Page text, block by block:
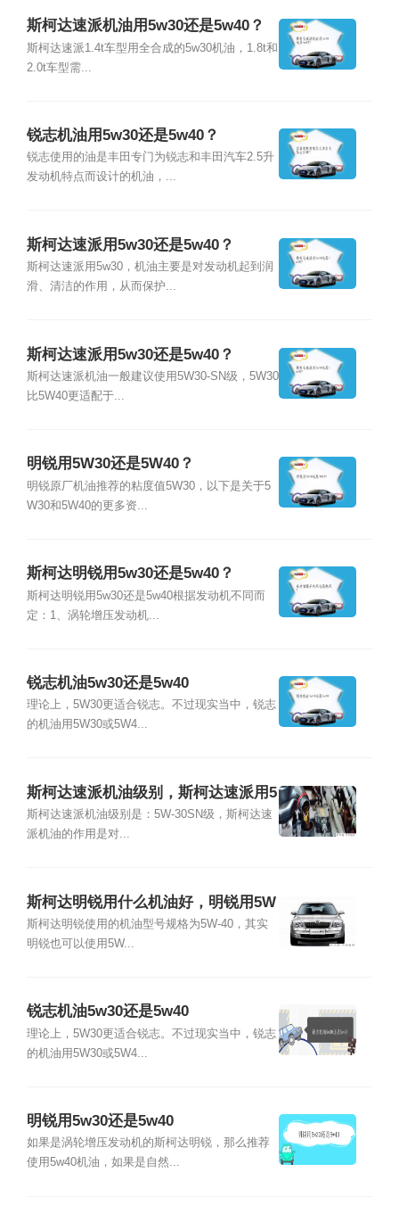
斯柯达速派机油用5w30还是5w40？
斯柯达速派1.4t车型用全合成的5w30机油，1.8t和
2.0t车型需...
锐志机油用5w30还是5w40？
锐志使用的油是丰田专门为锐志和丰田汽车2.5升
发动机特点而设计的机油，...
斯柯达速派用5w30还是5w40？
斯柯达速派用5w30，机油主要是对发动机起到润
滑、清洁的作用，从而保护...
斯柯达速派用5w30还是5w40？
斯柯达速派机油一般建议使用5W30-SN级，5W30
比5W40更适配于...
明锐用5W30还是5W40？
明锐原厂机油推荐的粘度值5W30，以下是关于5
W30和5W40的更多资...
斯柯达明锐用5w30还是5w40？
斯柯达明锐用5w30还是5w40根据发动机不同而
定：1、涡轮增压发动机...
锐志机油5w30还是5w40
理论上，5W30更适合锐志。不过现实当中，锐志
的机油用5W30或5W4...
斯柯达速派机油级别，斯柯达速派用5
W30还是5W40
斯柯达速派机油级别是：5W-30SN级，斯柯达速
派机油的作用是对...
斯柯达明锐用什么机油好，明锐用5W
30还是5W40
斯柯达明锐使用的机油型号规格为5W-40，其实
明锐也可以使用5W...
锐志机油5w30还是5w40
理论上，5W30更适合锐志。不过现实当中，锐志
的机油用5W30或5W4...
明锐用5w30还是5w40
如果是涡轮增压发动机的斯柯达明锐，那么推荐
使用5w40机油，如果是自然...